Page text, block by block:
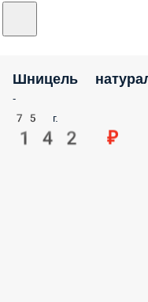
Шницель
-
75 г.
142 ₽